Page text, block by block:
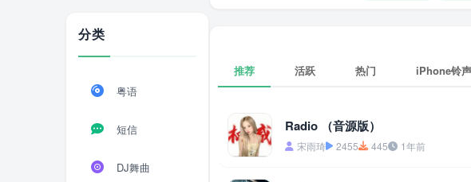
分类
粤语
短信
DJ舞曲
推荐 活跃 热门 iPhone铃声
Radio （音源版）
宋雨琦 2455 445 1年前